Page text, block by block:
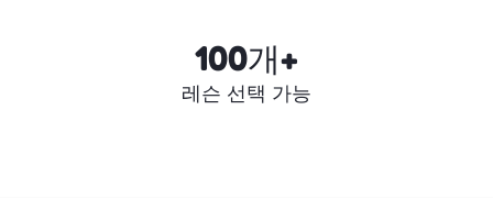
100개+
레슨 선택 가능